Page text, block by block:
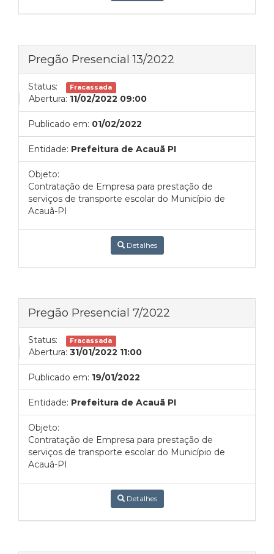
Pregão Presencial 13/2022
Status: Fracassada
Abertura: 11/02/2022 09:00
Publicado em: 01/02/2022
Entidade: Prefeitura de Acauã PI
Objeto:
Contratação de Empresa para prestação de
serviços de transporte escolar do Município de
Acauã-PI
Detalhes
Pregão Presencial 7/2022
Status: Fracassada
Abertura: 31/01/2022 11:00
Publicado em: 19/01/2022
Entidade: Prefeitura de Acauã PI
Objeto:
Contratação de Empresa para prestação de
serviços de transporte escolar do Município de
Acauã-PI
Detalhes